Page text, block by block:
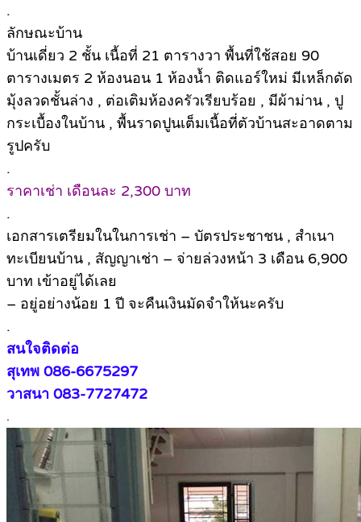
.
ลักษณะบ้าน
บ้านเดี่ยว 2 ชั้น เนื้อที่ 21 ตารางวา พื้นที่ใช้สอย 90
ตารางเมตร 2 ห้องนอน 1 ห้องน้ำ ติดแอร์ใหม่ มีเหล็กดัด
มุ้งลวดชั้นล่าง , ต่อเติมห้องครัวเรียบร้อย , มีผ้าม่าน , ปู
กระเบื้องในบ้าน , พื้นราดปูนเต็มเนื้อที่ตัวบ้านสะอาดตาม
รูปครับ
.
ราคาเช่า เดือนละ 2,300 บาท
.
เอกสารเตรียมในในการเช่า – บัตรประชาชน , สำเนา
ทะเบียนบ้าน , สัญญาเช่า – จ่ายล่วงหน้า 3 เดือน 6,900
บาท เข้าอยู่ได้เลย
– อยู่อย่างน้อย 1 ปี จะคืนเงินมัดจำให้นะครับ
.
สนใจติดต่อ
สุเทพ 086-6675297
วาสนา 083-7727472
.